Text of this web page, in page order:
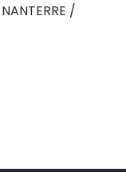
/